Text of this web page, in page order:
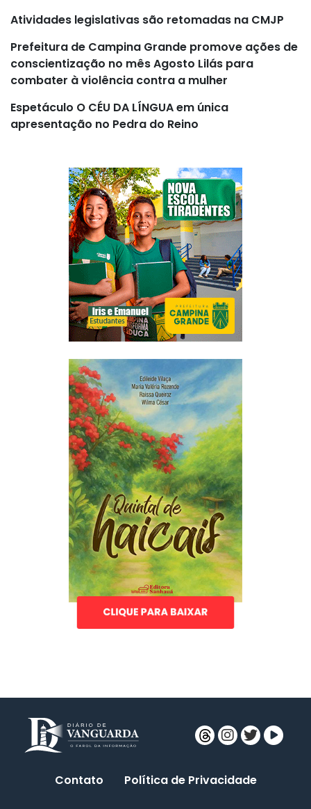
Atividades legislativas são retomadas na CMJP
Prefeitura de Campina Grande promove ações de
conscientização no mês Agosto Lilás para
combater à violência contra a mulher
Espetáculo O CÉU DA LÍNGUA em única
apresentação no Pedra do Reino
Contato Política de Privacidade